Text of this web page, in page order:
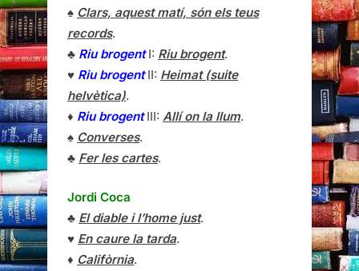
♠ Clars, aquest matí, són els teus
records.
♣ Riu brogentI: Riu brogent.
♥ Riu brogentII: Heimat (suite
helvètica).
♦ Riu brogentIII: Allí on la llum.
♠ Converses.
♣ Fer les cartes.
Jordi Coca
♣ El diable i l’home just.
♥ En caure la tarda.
♦ Califòrnia.